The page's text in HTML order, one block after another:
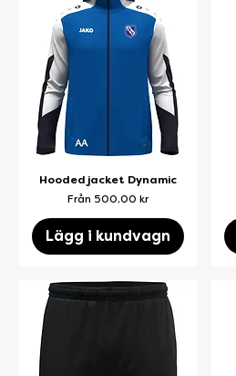
Hooded jacket Dynamic
Från 500,00 kr
Reapris
Lägg i kundvagn